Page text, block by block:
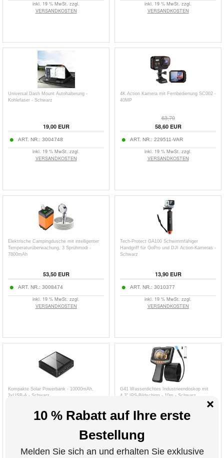
inkl. 19 % MwSt. zzgl.
VERSANDKOSTEN
inkl. 19 % MwSt. zzgl.
VERSANDKOSTEN
Universal Dash Mount Autohalterung -
Kohlefaser - Schwarz
19,00EUR
ART. NR.: 3004748
inkl. 19 % MwSt. zzgl.
VERSANDKOSTEN
4K Action Kamera mit Fernbedienung SC002 -
40MP
63,70
58,60EUR
ART. NR.: 229511-VAR
inkl. 19 % MwSt. zzgl.
VERSANDKOSTEN
Elektrische Campingdusche mit intelligenter
Temperaturüberwachung, 3 Sprühmodi -
7800mAh
53,50EUR
ART. NR.: 3008474
inkl. 19 % MwSt. zzgl.
VERSANDKOSTEN
Tech-Protect GA100 Schwimmfähiger
Handgriff für GoPro und DJI Action-Kameras -
Schwarz
13,90EUR
ART. NR.: 3010377
inkl. 19 % MwSt. zzgl.
VERSANDKOSTEN
Kompakte Solar Powerbank - 10000mAh,
3xUSB-A - Schwarz
20,30
16,50 EUR
inkl. 19 % MwSt. zzgl.
VERSANDKOSTEN
G41 Wasserdichtes Industrieendoskop mit
4.3" IPS-Bildschirm - 10m - Schwarz
47,10EUR
ART. NR.:
inkl. 19 % MwSt. zzgl.
VERSANDKOSTEN